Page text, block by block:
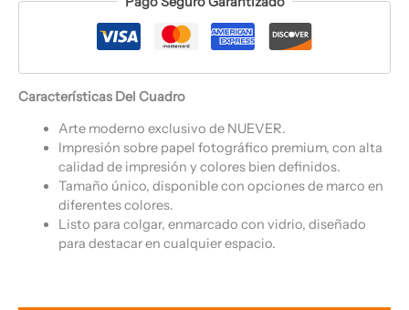
Características Del Cuadro
Arte moderno exclusivo de NUEVER.
Impresión sobre papel fotográfico premium, con alta
calidad de impresión y colores bien definidos.
Tamaño único, disponible con opciones de marco en
diferentes colores.
Listo para colgar, enmarcado con vidrio, diseñado
para destacar en cualquier espacio.